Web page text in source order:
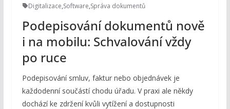
Digitalizace,Software,Správa dokumentů
Podepisování dokumentů nově
i na mobilu: Schvalování vždy
po ruce
Podepisování smluv, faktur nebo objednávek je
každodenní součástí chodu úřadu. V praxi ale někdy
dochází ke zdržení kvůli vytížení a dostupnosti